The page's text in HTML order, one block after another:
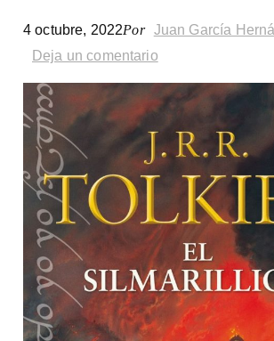
4 octubre, 2022Por
Juan García
Deja un comentario